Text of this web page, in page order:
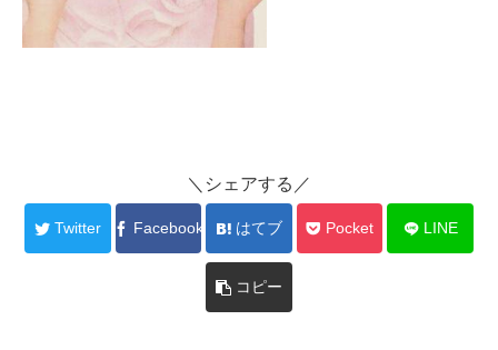
＼シェアする／
Twitter Facebook はてブ Pocket LINE
コピー